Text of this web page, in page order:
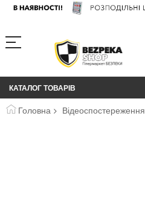
КАТАЛОГ ТОВАРІВ
Головна Відеоспостереження